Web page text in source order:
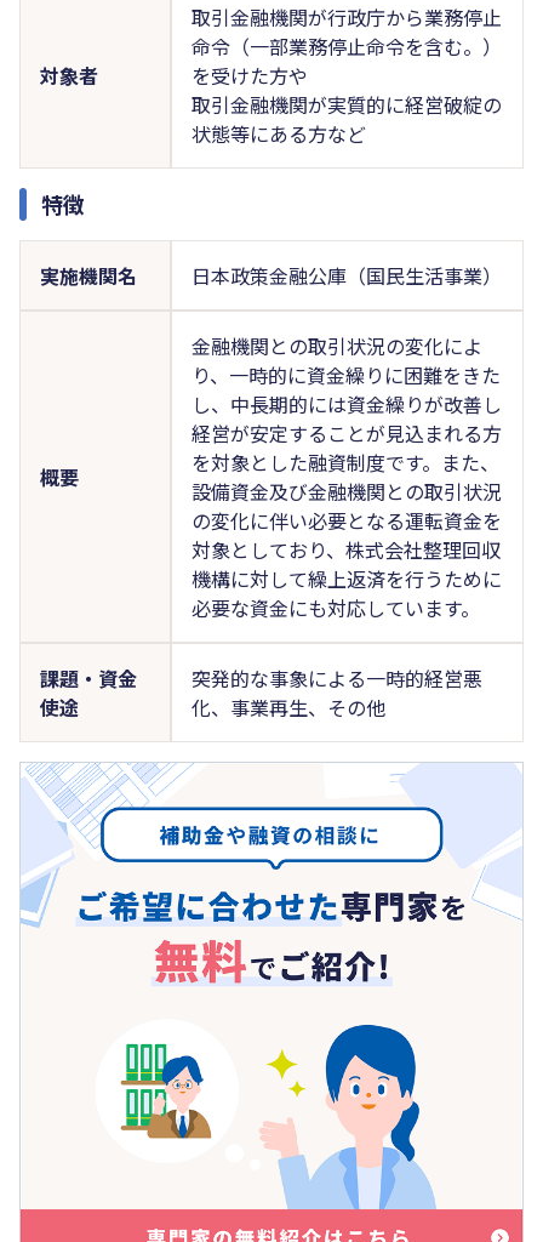
対象者
取引金融機関が行政庁から業務停止
命令（一部業務停止命令を含む。）
を受けた方や
取引金融機関が実質的に経営破綻の
状態等にある方など
特徴
実施機関名 日本政策金融公庫（国民生活事業）
概要
金融機関との取引状況の変化によ
り、一時的に資金繰りに困難をきた
し、中長期的には資金繰りが改善し
経営が安定することが見込まれる方
を対象とした融資制度です。また、
設備資金及び金融機関との取引状況
の変化に伴い必要となる運転資金を
対象としており、株式会社整理回収
機構に対して繰上返済を行うために
必要な資金にも対応しています。
課題・資金
使途
突発的な事象による一時的経営悪
化、事業再生、その他